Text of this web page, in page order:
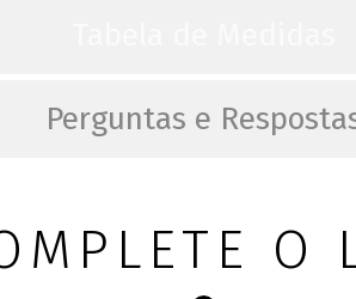
Perguntas e
O